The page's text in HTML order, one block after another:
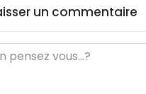
un commentaire